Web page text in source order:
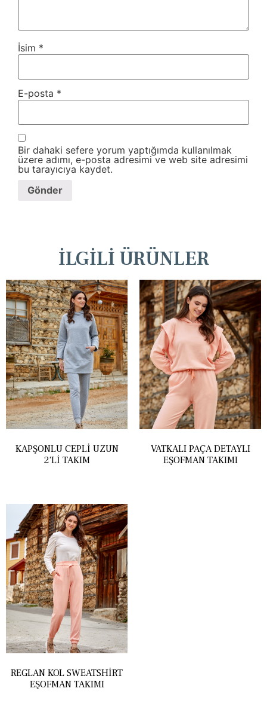
İsim *
E-posta *
Bir dahaki sefere yorum yaptığımda kullanılmak
üzere adımı, e-posta adresimi ve web site adresimi
bu tarayıcıya kaydet.
İLGILI ÜRÜNLER
KAPŞONLU CEPLI UZUN
2’LI TAKIM
VATKALI PAÇA DETAYLI
EŞOFMAN TAKIMI
REGLAN KOL SWEATSHIRT
EŞOFMAN TAKIMI